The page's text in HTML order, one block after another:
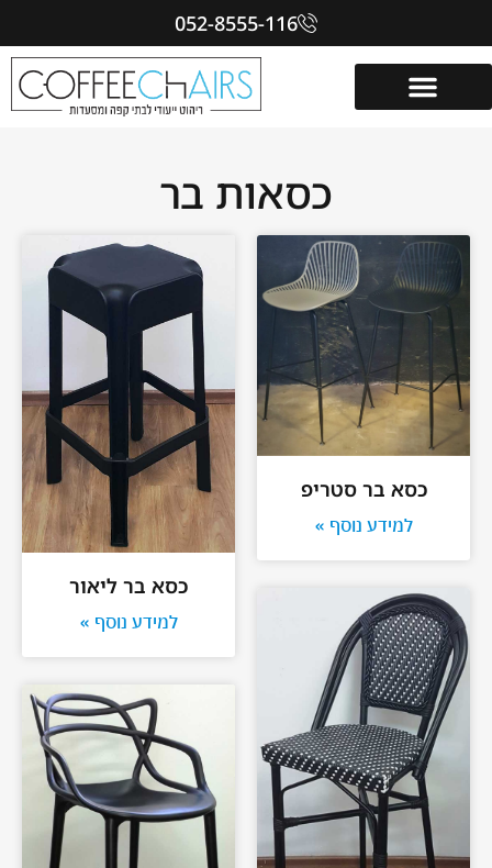
052-8555-116
כסאות בר
כסא בר סטריפ
למידע נוסף »
כסא בר ליאור
למידע נוסף »